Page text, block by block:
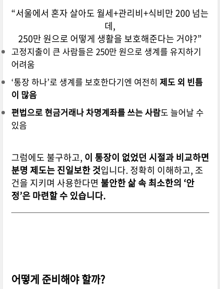
“서울에서 혼자 살아도 월세+관리비+식비만 200 넘는
데,
250만 원으로 어떻게 생활을 보호해준다는 거야?”
고정지출이 큰 사람들은 250만 원으로 생계를 유지하기
어려움
‘통장 하나’로 생계를 보호한다기엔 여전히 제도 외 빈틈
이 많음
편법으로 현금거래나 차명계좌를 쓰는 사람도 늘어날 수
있음
그럼에도 불구하고, 이 통장이 없었던 시절과 비교하면
분명 제도는 진일보한 것입니다. 정확히 이해하고, 조
건을 지키며 사용한다면 불안한 삶 속 최소한의 ‘안
정’은 마련할 수 있습니다.
어떻게 준비해야 할까?